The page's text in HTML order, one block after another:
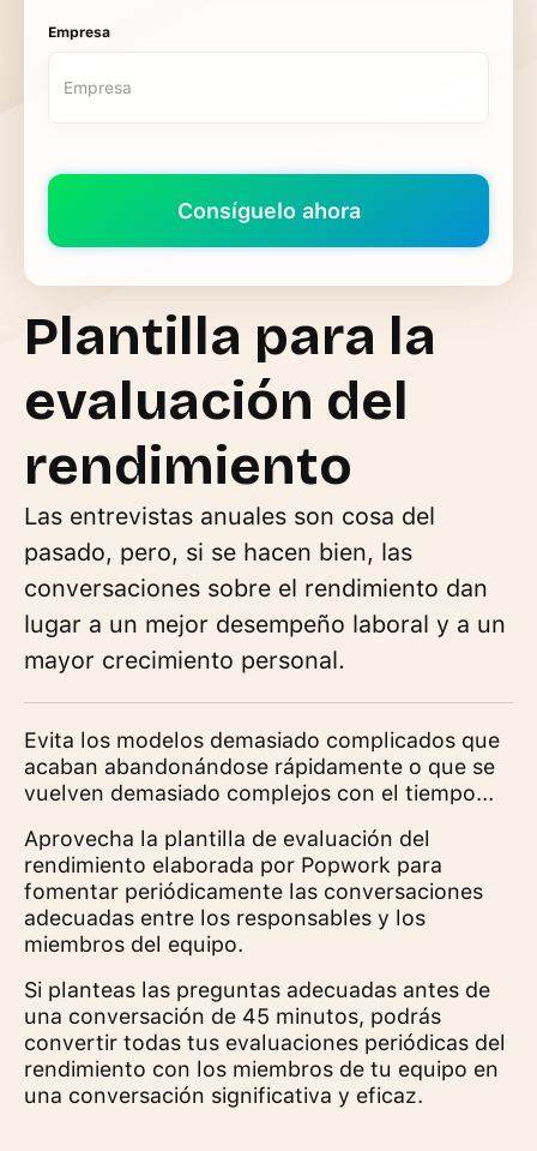
Plantilla para la
evaluación del
rendimiento
Las entrevistas anuales son cosa del
pasado, pero, si se hacen bien, las
conversaciones sobre el rendimiento dan
lugar a un mejor desempeño laboral y a un
mayor crecimiento personal.
Evita los modelos demasiado complicados que
acaban abandonándose rápidamente o que se
vuelven demasiado complejos con el tiempo...
Aprovecha la plantilla de evaluación del
rendimiento elaborada por Popwork para
fomentar periódicamente las conversaciones
adecuadas entre los responsables y los
miembros del equipo.
Si planteas las preguntas adecuadas antes de
una conversación de 45 minutos, podrás
convertir todas tus evaluaciones periódicas del
rendimiento con los miembros de tu equipo en
una conversación significativa y eficaz.
Empresa